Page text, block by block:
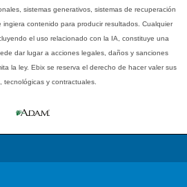
sistemas generativos, sistemas de recuperación
contenido para producir resultados. Cualquier
el uso relacionado con la IA, constituye una
dar lugar a acciones legales, daños y sanciones
la ley. Ebix se reserva el derecho de hacer valer sus
tecnológicas y contractuales.